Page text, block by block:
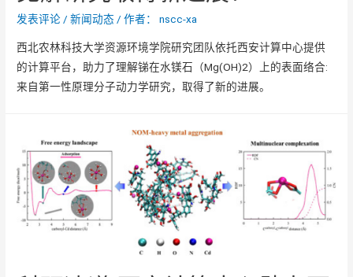
发表评论/新闻动态 / 作者： nscc-xa
西北农林科技大学资源环境学院研究团队依托西安计算中心提供
的计算平台，助力了理解锑在水镁石（Mg(OH)2）上的表面络合:
来自第一性原理分子动力学研究，取得了新的进展。